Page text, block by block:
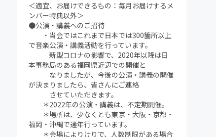
＜適宜、お届けできるもの：毎月お届けするメ
ンバー特典以外＞
●公演・講義へのご招待
・当会ではこれまで日本では300箇所以上
で音楽公演・講義活動を行っています。
新型コロナの影響で、2020年以降は日
本事務局のある福岡県近辺での開催と
なりましたが、今後の公演・講義の開催
が決まりましたら、皆さんにご連絡
させていただきます。
＊2022年の公演・講義は、不定期開催。
＊場所は、少なくとも東京・大阪・京都・
福岡・沖縄で通年行っています。
＊会場によりけりで、人数制限がある場合